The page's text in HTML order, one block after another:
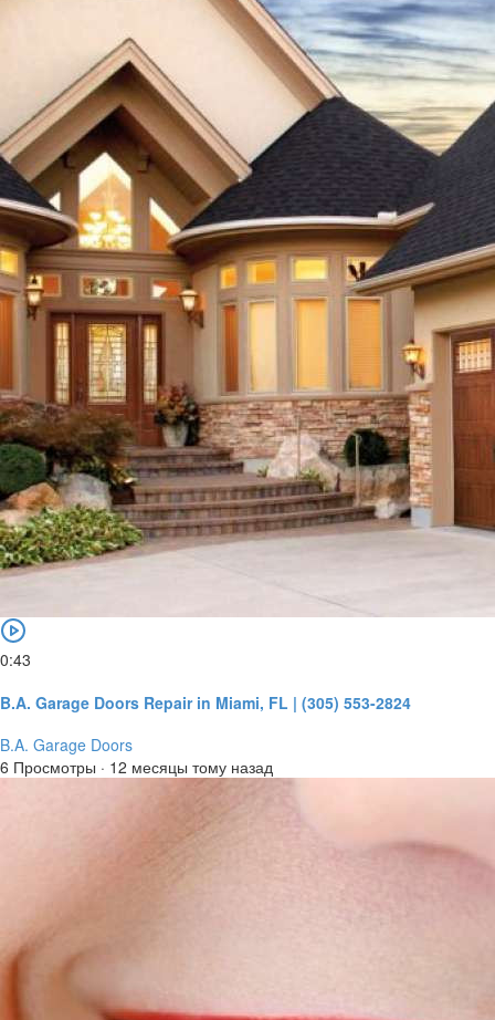
0:43
B.A. Garage Doors Repair in Miami, FL | (305) 553-2824
B.A. Garage Doors
6 Просмотры · 12 месяцы тому назад